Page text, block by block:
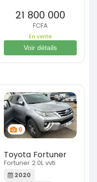
21 800 000
FCFA
En vente
Voir détails
6
Toyota Fortuner
Fortuner 2.0L vvti
2020